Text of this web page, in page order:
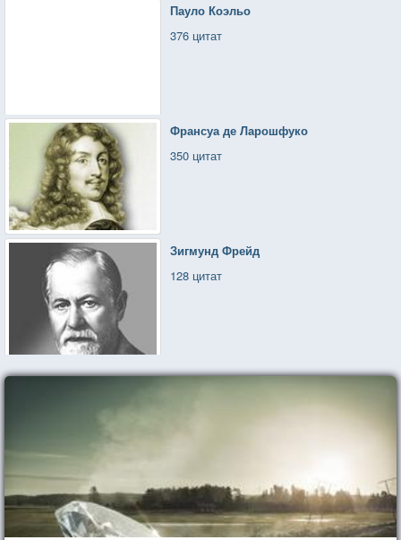
Пауло Коэльо
376 цитат
Франсуа де Ларошфуко
350 цитат
Зигмунд Фрейд
128 цитат